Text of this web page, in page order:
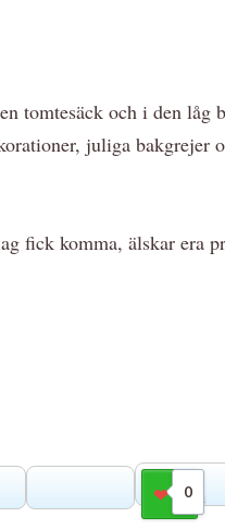
tomtesäck och i den låg
juliga bakgrejer
fick komma, älskar era
0
Gilla